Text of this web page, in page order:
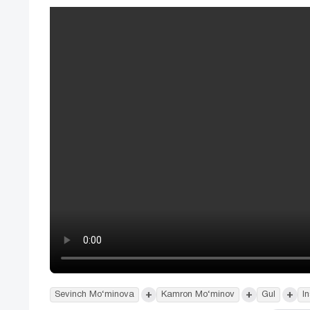
Sevinch Mo‘minova + Kamron Mo‘minov + Gul +